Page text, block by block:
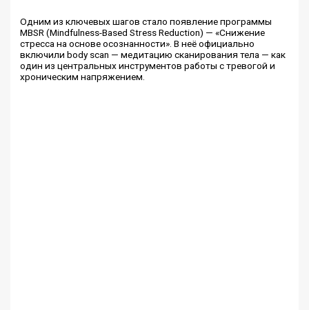
Одним из ключевых шагов стало появление программы
MBSR (Mindfulness-Based Stress Reduction) — «Снижение
стресса на основе осознанности». В неё официально
включили body scan — медитацию сканирования тела — как
один из центральных инструментов работы с тревогой и
хроническим напряжением.